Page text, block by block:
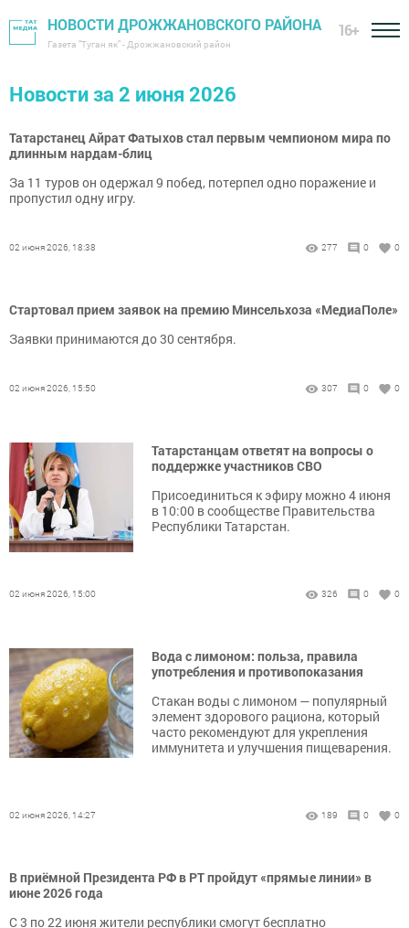
НОВОСТИ ДРОЖЖАНОВСКОГО РАЙОНА
Газета "Туган як" - Дрожжановский район
16+
Новости за 2 июня 2026
Татарстанец Айрат Фатыхов стал первым чемпионом мира по
длинным нардам-блиц
За 11 туров он одержал 9 побед, потерпел одно поражение и
пропустил одну игру.
02 июня 2026, 18:38 277 0 0
Стартовал прием заявок на премию Минсельхоза «МедиаПоле»
Заявки принимаются до 30 сентября.
02 июня 2026, 15:50 307 0 0
Татарстанцам ответят на вопросы о
поддержке участников СВО
Присоединиться к эфиру можно 4 июня
в 10:00 в сообществе Правительства
Республики Татарстан.
02 июня 2026, 15:00 326 0 0
Вода с лимоном: польза, правила
употребления и противопоказания
Стакан воды с лимоном — популярный
элемент здорового рациона, который
часто рекомендуют для укрепления
иммунитета и улучшения пищеварения.
02 июня 2026, 14:27 189 0 0
В приёмной Президента РФ в РТ пройдут «прямые линии» в
июне 2026 года
С 3 по 22 июня жители республики смогут бесплатно